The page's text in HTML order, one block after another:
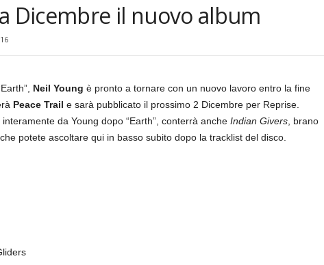
i
d
Dicembre il nuovo album
Neil Young è pronto a tornare con un nuovo lavoro entro la fine
Peace Trail e sarà pubblicato il prossimo 2 Dicembre per Reprise.
da Young dopo “Earth”, conterrà anche Indian Givers, brano
potete ascoltare qui in basso subito dopo la tracklist del disco.